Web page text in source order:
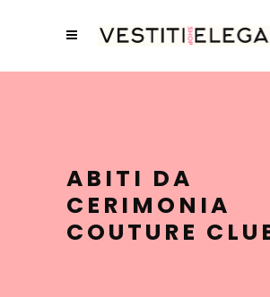
ABITI DA
CERIMONIA
COUTURE